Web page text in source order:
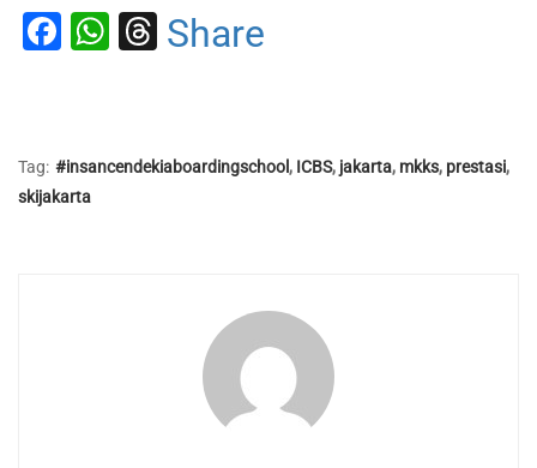
Facebook
WhatsApp
Threads
Share
Tag: #insancendekiaboardingschool , ICBS, jakarta, mkks, prestasi,
skijakarta